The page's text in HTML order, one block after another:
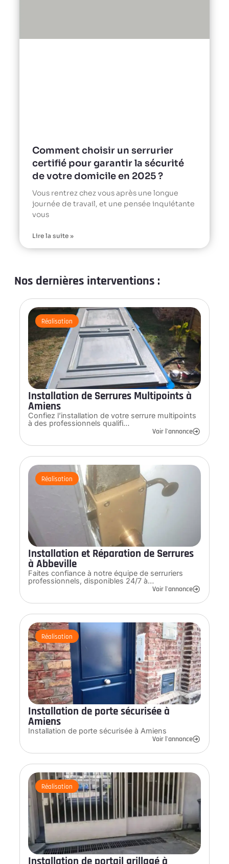
Comment choisir un serrurier
certifié pour garantir la sécurité
de votre domicile en 2025 ?
Vous rentrez chez vous après une longue
journée de travail, et une pensée inquiétante
vous
Lire la suite »
Nos dernières interventions :
Réalisation
Installation de Serrures Multipoints à
Amiens
Confiez l’installation de votre serrure multipoints
à des professionnels qualifi…
Voir l'annonce
Réalisation
Installation et Réparation de Serrures
à Abbeville
Faites confiance à notre équipe de serruriers
professionnels, disponibles 24/7 à…
Voir l'annonce
Réalisation
Installation de porte sécurisée à
Amiens
Installation de porte sécurisée à Amiens
Voir l'annonce
Réalisation